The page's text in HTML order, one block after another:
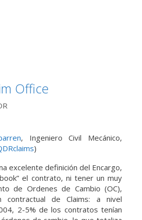
Office
, Ingeniero Civil Mecánico,
)
excelente definición del Encargo,
el contrato, ni tener un muy
de Ordenes de Cambio (OC),
contractual de Claims: a nivel
2-5% de los contratos tenían